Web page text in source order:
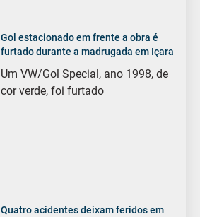
Gol estacionado em frente a obra é
furtado durante a madrugada em Içara
Um VW/Gol Special, ano 1998, de
cor verde, foi furtado
Quatro acidentes deixam feridos em